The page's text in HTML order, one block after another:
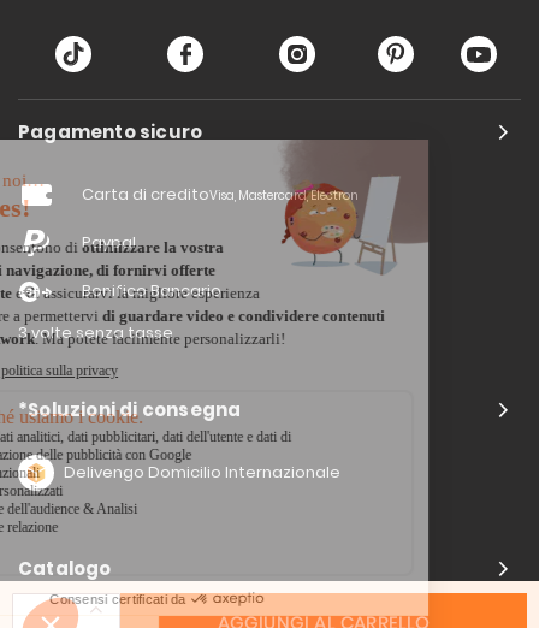
AGGIUNGI AL CARRELLO
Pagamento sicuro
Carta di creditoVisa, Mastercard, Electron
Paypal
Bonifico Bancario
3 volte senza tasse
*Soluzioni di consegna
Delivengo Domicilio Internazionale
Catalogo